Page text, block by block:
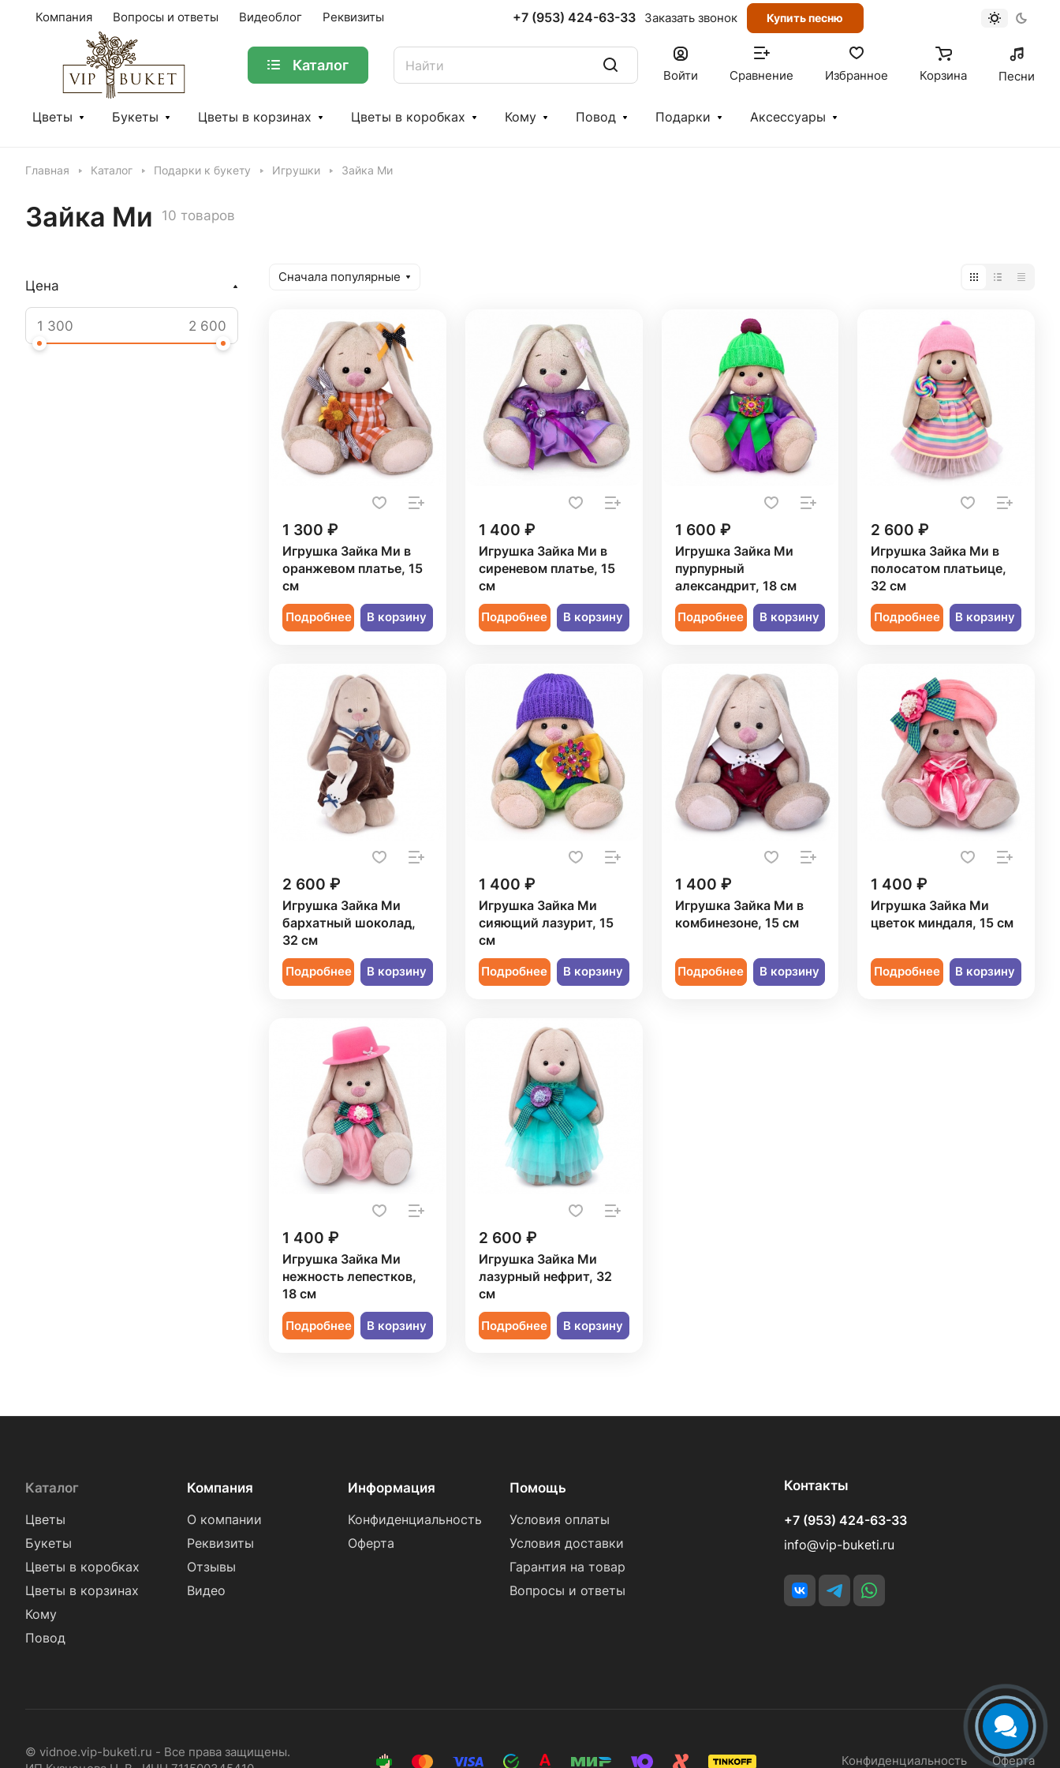
Компания Вопросы и ответы Видеоблог Реквизиты +7 (953) 424-63-33 Заказать звонок Купить песню
Каталог
Войти Сравнение Избранное Корзина Песни
Цветы Букеты Цветы в корзинах Цветы в коробках Кому Повод Подарки Аксессуары
Главная Каталог Подарки к букету Игрушки Зайка Ми
Зайка Ми 10 товаров
Сначала популярные
1 300 ₽
Игрушка Зайка Ми в
оранжевом платье, 15
см
Подробнее В корзину
1 400 ₽
Игрушка Зайка Ми в
сиреневом платье, 15
см
Подробнее В корзину
1 600 ₽
Игрушка Зайка Ми
пурпурный
александрит, 18 см
Подробнее В корзину
2 600 ₽
Игрушка Зайка Ми в
полосатом платьице,
32 см
Подробнее В корзину
2 600 ₽
Игрушка Зайка Ми
бархатный шоколад,
32 см
Подробнее В корзину
1 400 ₽
Игрушка Зайка Ми
сияющий лазурит, 15
см
Подробнее В корзину
1 400 ₽
Игрушка Зайка Ми в
комбинезоне, 15 см
Подробнее В корзину
1 400 ₽
Игрушка Зайка Ми
цветок миндаля, 15 см
Подробнее В корзину
1 400 ₽
Игрушка Зайка Ми
нежность лепестков,
18 см
Подробнее В корзину
2 600 ₽
Игрушка Зайка Ми
лазурный нефрит, 32
см
Подробнее В корзину
Цена
Каталог
Цветы
Букеты
Цветы в коробках
Цветы в корзинах
Кому
Повод
Компания
О компании
Реквизиты
Отзывы
Видео
Информация
Конфиденциальность
Оферта
Помощь
Условия оплаты
Условия доставки
Гарантия на товар
Вопросы и ответы
Контакты
+7 (953) 424-63-33
info@vip-buketi.ru
© vidnoe.vip-buketi.ru - Все права защищены.
Конфиденциальность Оферта